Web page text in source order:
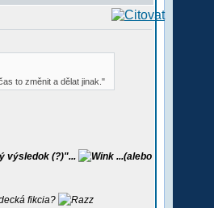
to změnit a dělat jinak."
výsledok (?)"...
...(alebo
fikcia?